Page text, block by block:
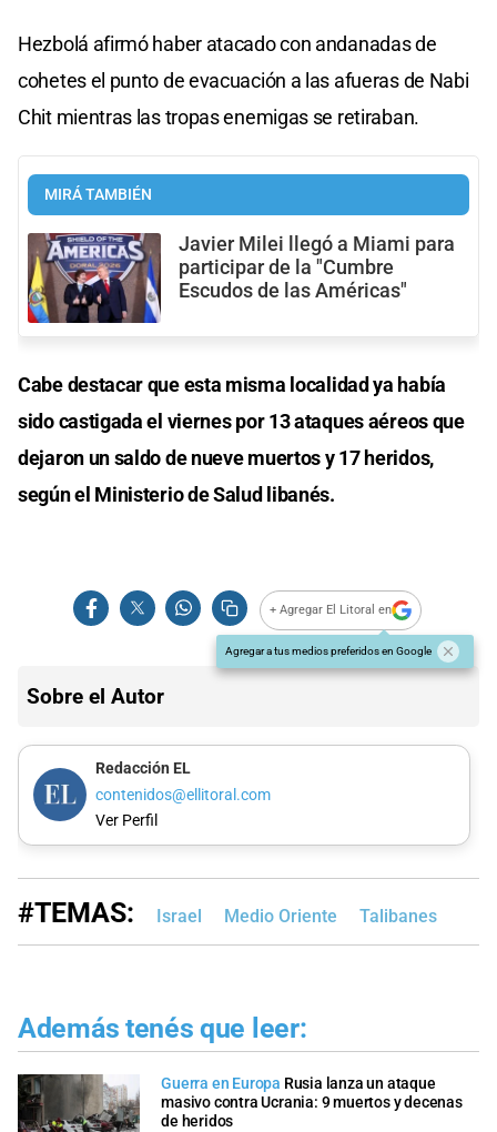
Hezbolá afirmó haber atacado con andanadas de
cohetes el punto de evacuación a las afueras de Nabi
Chit mientras las tropas enemigas se retiraban.
MIRÁ TAMBIÉN
Javier Milei llegó a Miami para
participar de la "Cumbre
Escudos de las Américas"
Cabe destacar que esta misma localidad ya había
sido castigada el viernes por 13 ataques aéreos que
dejaron un saldo de nueve muertos y 17 heridos,
según el Ministerio de Salud libanés.
+ Agregar El Litoral en
Agregar a tus medios preferidos en Google
Sobre el Autor
Redacción EL
contenidos@ellitoral.com
Ver Perfil
#TEMAS: Israel Medio Oriente Talibanes
Además tenés que leer:
Guerra en Europa Rusia lanza un ataque
masivo contra Ucrania: 9 muertos y decenas
de heridos